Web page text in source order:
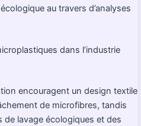
au travers d’analyses
dans l’industrie
encouragent un design textile
de microfibres, tandis
de lavage écologiques et des